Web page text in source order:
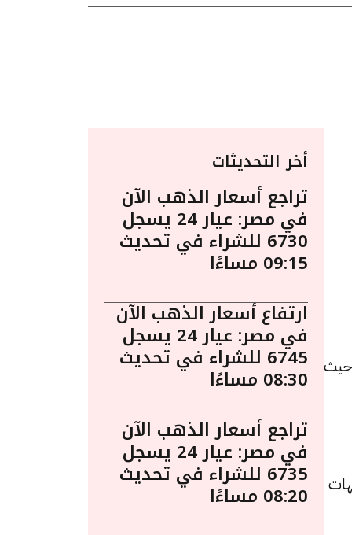
9 فبراير الساعة 10:25 مساءً. حيث
جنيهًا للشراء، مرتفعًا بقيمة 25 جنيهات
أخر التحديثات
تراجع أسعار الذهب الآن
في مصر: عيار 24 يسجل
6730 للشراء في تحديث
09:15 مساءًا
ارتفاع أسعار الذهب الآن
في مصر: عيار 24 يسجل
6745 للشراء في تحديث
08:30 مساءًا
تراجع أسعار الذهب الآن
في مصر: عيار 24 يسجل
6735 للشراء في تحديث
08:20 مساءًا